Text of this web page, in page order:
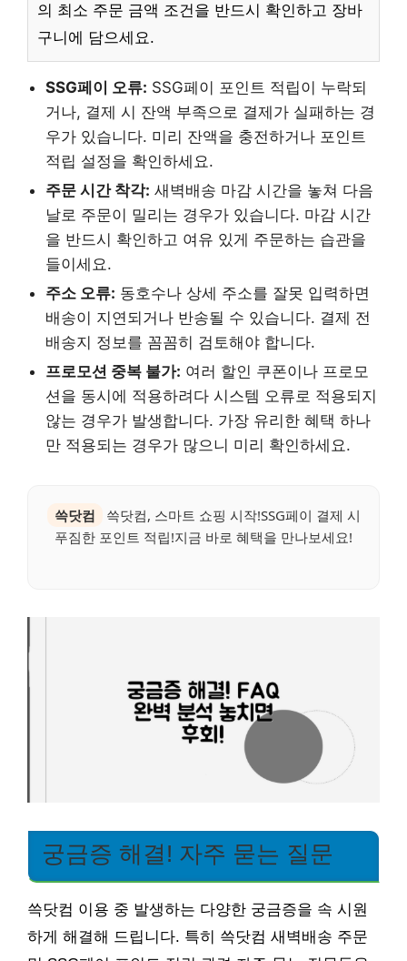
의 최소 주문 금액 조건을 반드시 확인하고 장바
구니에 담으세요.
SSG페이 오류: SSG페이 포인트 적립이 누락되
거나, 결제 시 잔액 부족으로 결제가 실패하는 경
우가 있습니다. 미리 잔액을 충전하거나 포인트
적립 설정을 확인하세요.
주문 시간 착각: 새벽배송 마감 시간을 놓쳐 다음
날로 주문이 밀리는 경우가 있습니다. 마감 시간
을 반드시 확인하고 여유 있게 주문하는 습관을
들이세요.
주소 오류: 동호수나 상세 주소를 잘못 입력하면
배송이 지연되거나 반송될 수 있습니다. 결제 전
배송지 정보를 꼼꼼히 검토해야 합니다.
프로모션 중복 불가: 여러 할인 쿠폰이나 프로모
션을 동시에 적용하려다 시스템 오류로 적용되지
않는 경우가 발생합니다. 가장 유리한 혜택 하나
만 적용되는 경우가 많으니 미리 확인하세요.
쓱닷컴
쓱닷컴, 스마트 쇼핑 시작!SSG페이 결제 시
푸짐한 포인트 적립!지금 바로 혜택을 만나보세요!
궁금증 해결! 자주 묻는 질문
쓱닷컴 이용 중 발생하는 다양한 궁금증을 속 시원
하게 해결해 드립니다. 특히 쓱닷컴 새벽배송 주문